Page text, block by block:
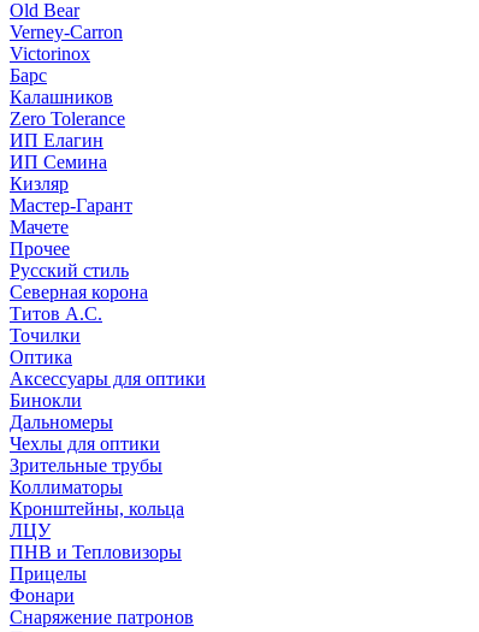
Old Bear
Verney-Carron
Victorinox
Барс
Калашников
Zero Tolerance
ИП Елагин
ИП Семина
Кизляр
Мастер-Гарант
Мачете
Прочее
Русский стиль
Северная корона
Титов А.С.
Точилки
Оптика
Аксессуары для оптики
Бинокли
Дальномеры
Чехлы для оптики
Зрительные трубы
Коллиматоры
Кронштейны, кольца
ЛЦУ
ПНВ и Тепловизоры
Прицелы
Фонари
Снаряжение патронов